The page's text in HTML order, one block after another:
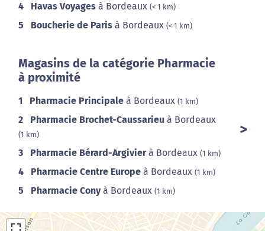
4 Havas Voyages à Bordeaux (< 1 km)
5 Boucherie de Paris à Bordeaux (< 1 km)
Magasins de la catégorie Pharmacie
à proximité
1 Pharmacie Principale à Bordeaux (1 km)
2 Pharmacie Brochet-Caussarieu à Bordeaux
(1 km)
3 Pharmacie Bérard-Argivierà Bordeaux (1 km)
4 Pharmacie Centre Europe à Bordeaux (1 km)
5 Pharmacie Conyà Bordeaux (1 km)